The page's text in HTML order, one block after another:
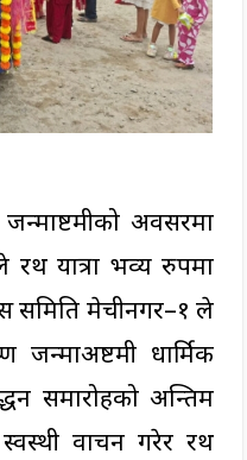
अवसरमा
यात्रा भव्य रुपमा
समिति मेचीनगर–१ ले
धार्मिक
समारोहको अन्तिम
वाचन गरेर रथ